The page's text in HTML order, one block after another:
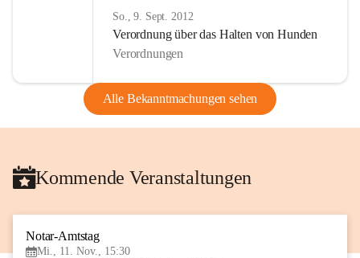
So., 9. Sept. 2012
Verordnung über das Halten von Hunden
Verordnungen
Alle Bekanntmachungen sehen
Kommende Veranstaltungen
Notar-Amtstag
Mi., 11. Nov., 15:30